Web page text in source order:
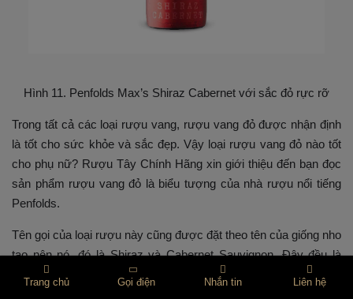
Hình 11. Penfolds Max’s Shiraz Cabernet với sắc đỏ rực rỡ
Trong tất cả các loại rượu vang, rượu vang đỏ được nhận định
là tốt cho sức khỏe và sắc đẹp. Vậy loại rượu vang đỏ nào tốt
cho phụ nữ? Rượu Tây Chính Hãng xin giới thiệu đến bạn đọc
sản phẩm rượu vang đỏ là biểu tượng của nhà rượu nổi tiếng
Penfolds.
Tên gọi của loại rượu này cũng được đặt theo tên của giống nho
tạo nên nó, đó là Shiraz và Cabernet Sauvignon. Đây đều là
những giống nho có sắc đỏ sẫm bắt mắt và còn được ca ngợi
Trang chủ Gọi điện Nhắn tin Liên hệ